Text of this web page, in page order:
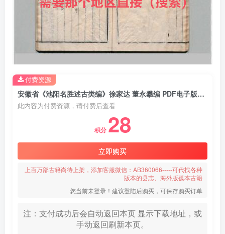
安徽省《池阳名胜述古类编》徐家达 董永攀编 PDF电子版地方志下载
此内容为付费资源，请付费后查看
积分 28
立即购买
上百万部古籍尚待上架，添加客服微信：AB360066-----可代找各种
版本的县志、海外版孤本古籍
您当前未登录！建议登陆后购买，可保存购买订单
注：支付成功后会自动返回本页 显示下载地址，或
手动返回刷新本页。
付费资源